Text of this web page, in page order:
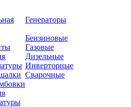
Генераторы
Бензиновые
Газовые
Дизельные
Инверторные
Сварочные